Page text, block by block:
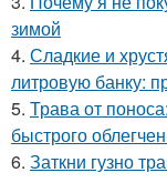
зимой
4. Сладкие и
литровую банку:
5. Трава от
быстрого
6. Заткни гузно